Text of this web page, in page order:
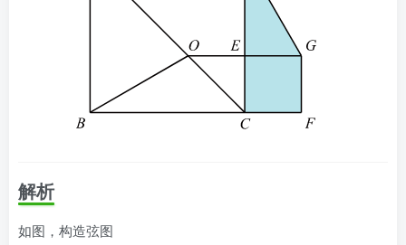
解析
如图，构造弦图